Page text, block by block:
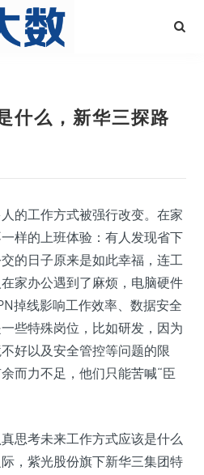
什么，新华三探路
的工作方式被强行改变。在家
样的上班体验：有人发现省下
的日子原来是如此幸福，连工
家办公遇到了麻烦，电脑硬件
掉线影响工作效率、数据安全
些特殊岗位，比如研发，因为
好以及安全管控等问题的限
而力不足，他们只能苦喊“臣
思考未来工作方式应该是什么
，紫光股份旗下新华三集团特